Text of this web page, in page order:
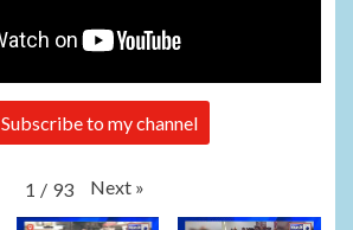
Subscribe to my channel
1 / 93 Next »